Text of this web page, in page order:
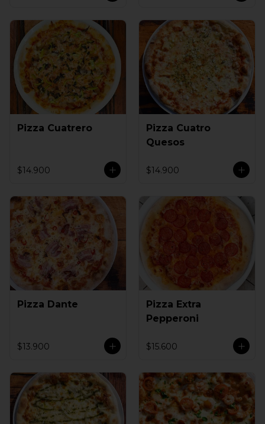
Pizza Cuatrero
$14.900
Pizza Cuatro
Quesos
$14.900
Pizza Dante
$13.900
Pizza Extra
Pepperoni
$15.600